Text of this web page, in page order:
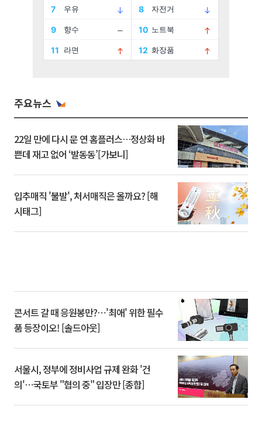
주요뉴스
22일 만에 다시 문 연 홈플러스…정상화 바
쁜데 재고 없어 ‘발동동’[가보니]
입추매직 '불발', 처서매직은 올까요? [해
시태그]
콘서트 갈 때 응원봉만?⋯'최애' 위한 필수
품 등장이오! [솔드아웃]
서울시, 정부에 정비사업 규제 완화 '건
의'⋯국토부 "협의 중" 입장만 [종합]